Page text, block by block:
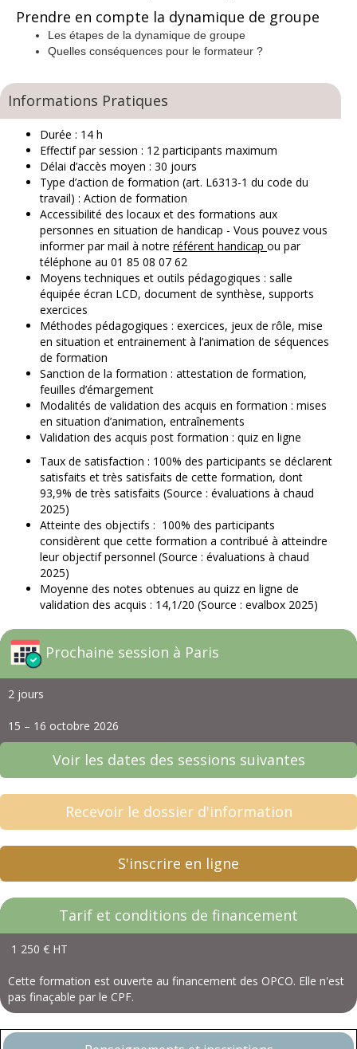
Prendre en compte la dynamique de groupe
Les étapes de la dynamique de groupe
Quelles conséquences pour le formateur ?
Informations Pratiques
Durée : 14 h
Effectif par session : 12 participants maximum
Délai d’accès moyen : 30 jours
Type d’action de formation (art. L6313-1 du code du
travail) : Action de formation
Accessibilité des locaux et des formations aux
personnes en situation de handicap - Vous pouvez vous
informer par mail à notre référent handicap ou par
téléphone au 01 85 08 07 62
Moyens techniques et outils pédagogiques : salle
équipée écran LCD, document de synthèse, supports
exercices
Méthodes pédagogiques : exercices, jeux de rôle, mise
en situation et entrainement à l’animation de séquences
de formation
Sanction de la formation : attestation de formation,
feuilles d’émargement
Modalités de validation des acquis en formation : mises
en situation d’animation, entraînements
Validation des acquis post formation : quiz en ligne
Taux de satisfaction : 100% des participants se déclarent
satisfaits et très satisfaits de cette formation, dont
93,9% de très satisfaits (Source : évaluations à chaud
2025)
Atteinte des objectifs : 100% des participants
considèrent que cette formation a contribué à atteindre
leur objectif personnel (Source : évaluations à chaud
2025)
Moyenne des notes obtenues au quizz en ligne de
validation des acquis : 14,1/20 (Source : evalbox 2025)
Prochaine session à Paris
2 jours
15 – 16 octobre 2026
Voir les dates des sessions suivantes
Recevoir le dossier d'information
S'inscrire en ligne
Tarif et conditions de financement
1 250 € HT
Cette formation est ouverte au financement des OPCO. Elle n'est
pas finaçable par le CPF.